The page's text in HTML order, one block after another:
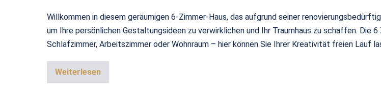
Willkommen in diesem geräumigen 6-Zimmer-Haus, das aufgrund seiner
um Ihre persönlichen Gestaltungsideen zu verwirklichen und Ihr Traumhaus zu schaffen.
Schlafzimmer, Arbeitszimmer oder Wohnraum – hier können Sie Ihrer Kreativität freien Lauf
Weiterlesen